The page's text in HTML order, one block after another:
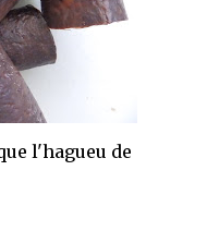
l'hagueu de